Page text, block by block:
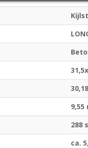
9,55
288
ca.